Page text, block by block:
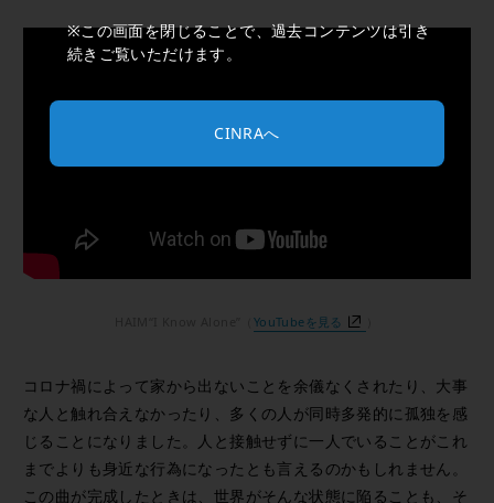
※この画面を閉じることで、過去コンテンツは引き
続きご覧いただけます。
CINRAへ
YouTubeを見る
コロナ禍によって家から出ないことを余儀なくされたり、大事
な人と触れ合えなかったり、多くの人が同時多発的に孤独を感
じることになりました。人と接触せずに一人でいることがこれ
までよりも身近な行為になったとも言えるのかもしれません。
この曲が完成したときは、世界がそんな状態に陥ることも、そ